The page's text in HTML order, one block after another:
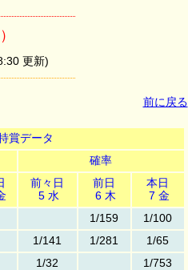
更新)
前に戻る
賞データ
確率
前々日
5 水
前日
6 木
本日
7 金
1/159
1/100
1/141 1/281
1/65
1/32
1/753